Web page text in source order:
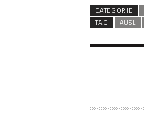
CATEGORIE
TAG
AUSL